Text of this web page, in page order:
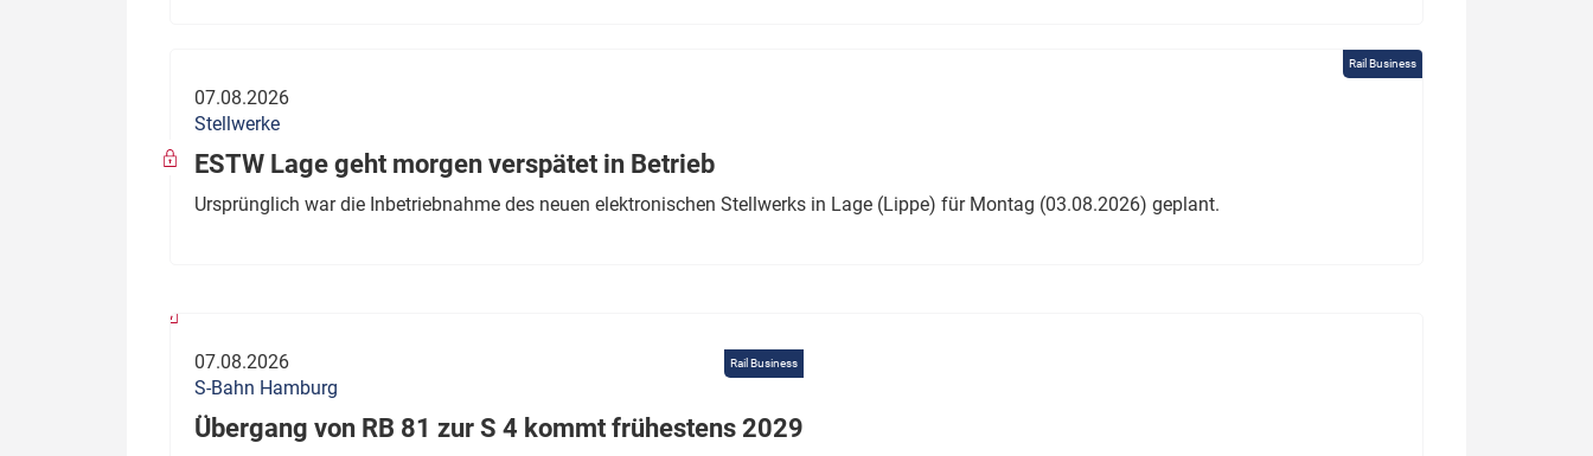
Thema des Monats
Dossier: Generalsanierung
Dossier: ETCS
Rail Business
07.08.2026
Stellwerke
ESTW Lage geht morgen verspätet in Betrieb
Ursprünglich war die Inbetriebnahme des neuen elektronischen Stellwerks in Lage (Lippe) für Montag (03.08.2026) geplant.
Rail Business
07.08.2026
S-Bahn Hamburg
Übergang von RB 81 zur S 4 kommt frühestens 2029